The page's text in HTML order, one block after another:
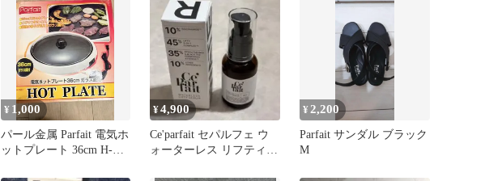
¥ 1,000
パール金属 Parfait 電気ホ
ットプレート 36cm H-
¥4,900
Ce'parfait セパルフェ ウ
ォーターレス リフティ
¥ 2,200
Parfait サンダル ブラック
M